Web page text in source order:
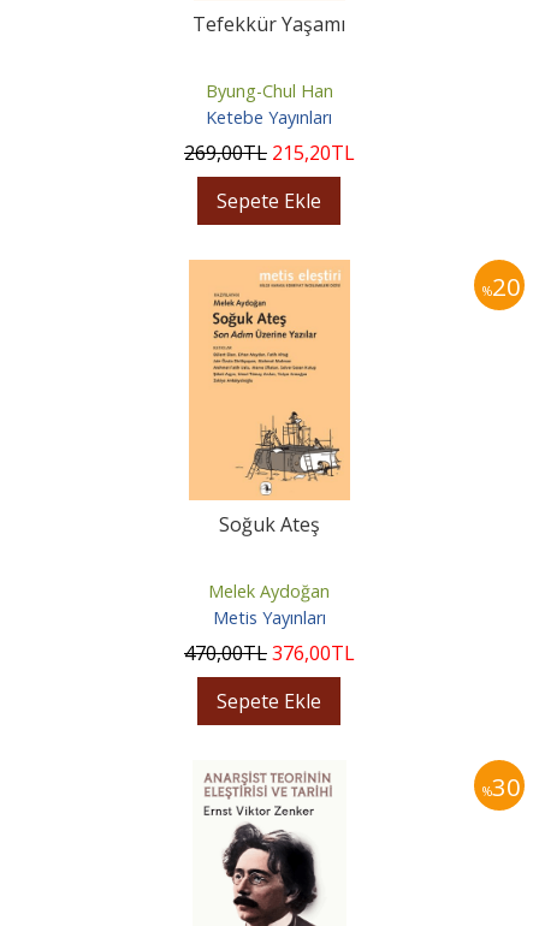
Tefekkür Yaşamı
Byung-Chul Han
Ketebe Yayınları
269,00TL 215,20TL
Sepete Ekle
%20
Soğuk Ateş
Melek Aydoğan
Metis Yayınları
470,00TL376,00TL
Sepete Ekle
%30